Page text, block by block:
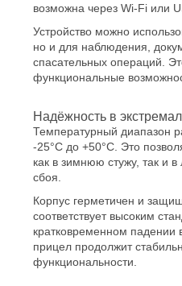
возможна через Wi-Fi или
Устройство можно
но и для наблюдения,
спасательных операций.
функциональные
Надёжность в
Температурный диапазон
-25°C до +50°C. Это
как в зимнюю стужу, так и
сбоя.
Корпус герметичен и
соответствует высоким
кратковременном падении
прицел продолжит
функциональности.